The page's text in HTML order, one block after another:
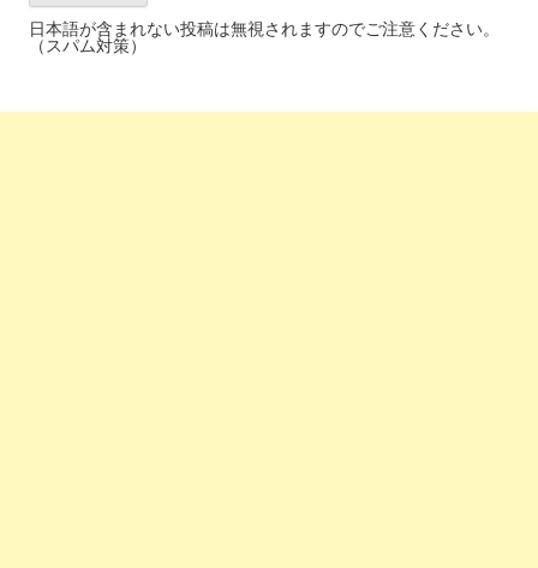
日本語が含まれない投稿は無視されますのでご注意ください。
（スパム対策）